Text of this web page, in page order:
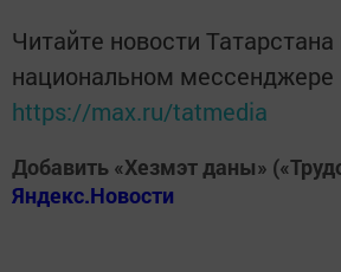
Читайте новости Татарстана
национальном
https://max.ru/tatmedia
Добавить «Хезмэт даны»
Яндекс.Новости